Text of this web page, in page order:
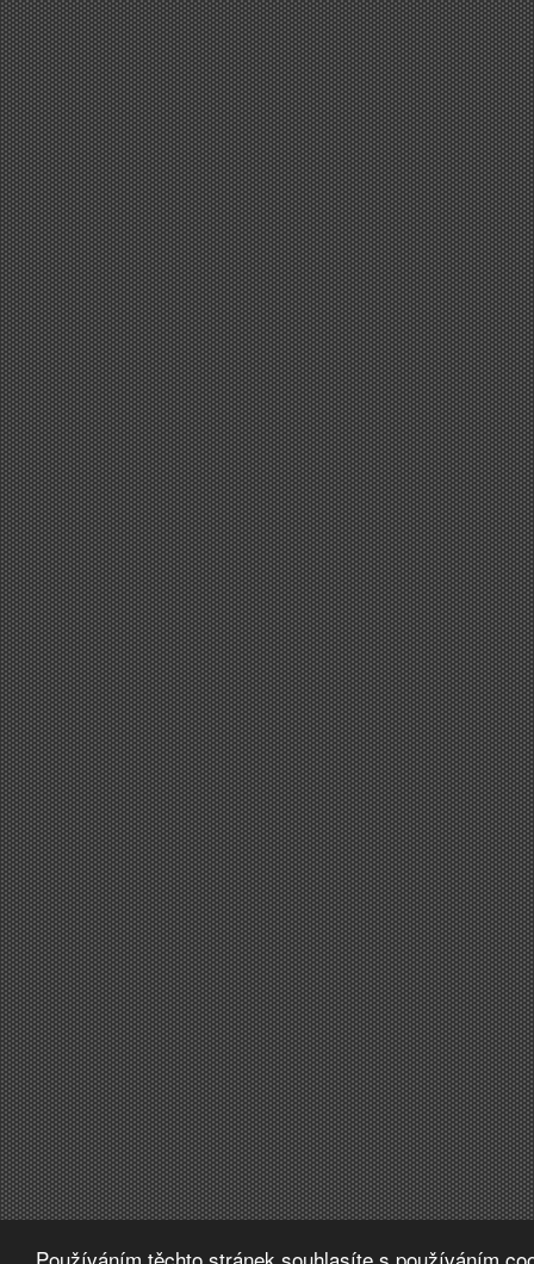
Používáním těchto stránek souhlasíte s používáním